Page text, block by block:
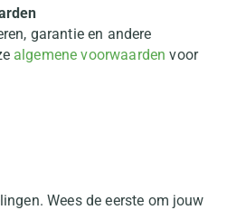
garantie en andere
algemene voorwaarden voor
Wees de eerste om jouw